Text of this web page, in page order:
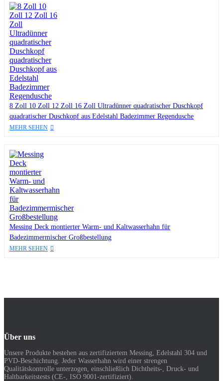
8 Zoll 10 Zoll 12 Zoll 16 Zoll Ultradünner quadratischer Duschkopf
quadratischer Duschkopf aus Edelstahl Badezimmer Regendusche
MEHR SEHEN
Messing Deck montierter Warm- und Kaltwasserhahn für
Badezimmermischer Großbestellung
MEHR SEHEN
Über uns
Unsere Produkte bestehen aus zertifiziertem Messing, Edelstahl 304 und
PVD-Beschichtung. Jeder Wasserhahn wird einer strengen
Qualitätskontrolle unterzogen, einschließlich Dichtheits-, Druck- und
Haltbarkeitstests (CE-, ISO 9001-zertifiziert).